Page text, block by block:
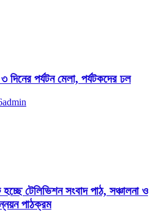
পর্যটন মেলা, পর্যটকদের ঢল
admin
টেলিভিশন সংবাদ পাঠ, সঞ্চালনা ও
পাঠক্রম